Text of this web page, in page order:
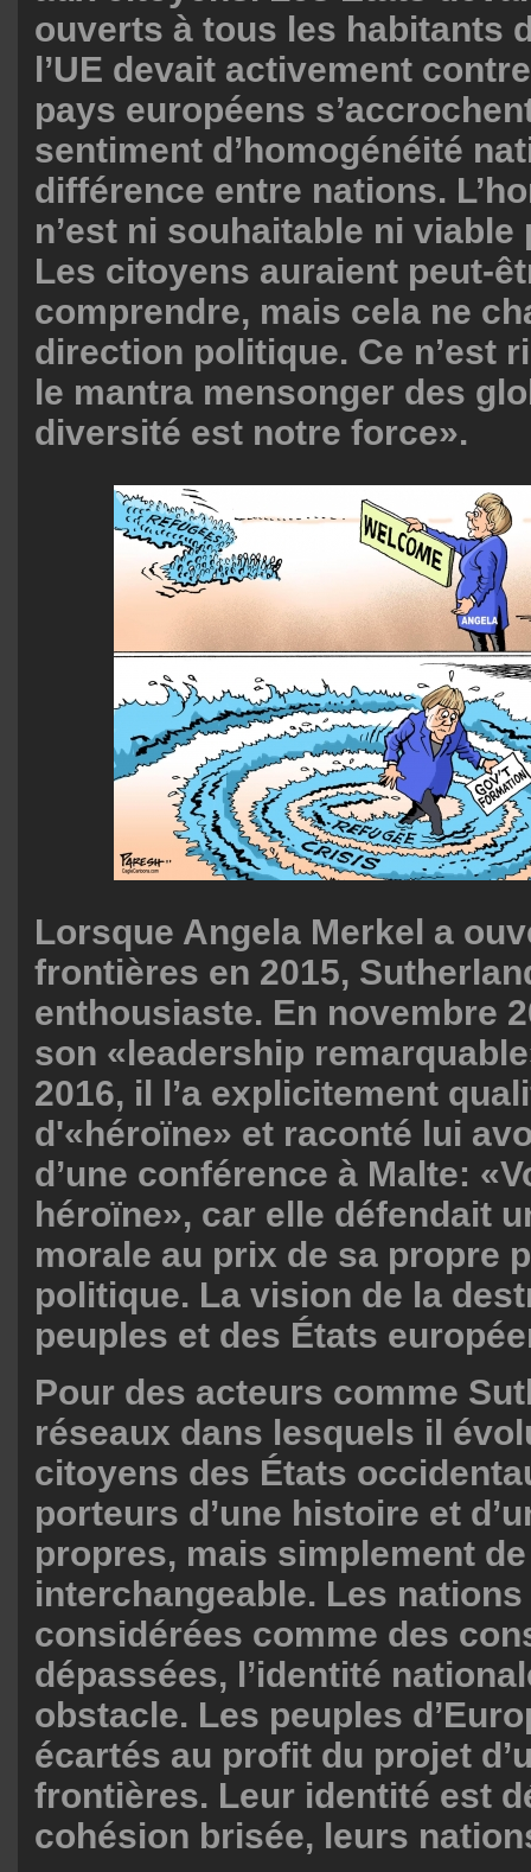
ouverts à tous les habitants
l’UE devait activement
pays européens
sentiment d’homogénéité
différence entre nations.
n’est ni souhaitable ni viable
Les citoyens auraient peut-
comprendre, mais cela ne
direction politique. Ce n’est
le mantra mensonger des
diversité est notre force».
Lorsque Angela Merkel a
frontières en 2015,
enthousiaste. En novembre
son «leadership
2016, il l’a explicitement
d'«héroïne» et raconté lui
d’une conférence à Malte:
héroïne», car elle défendait
morale au prix de sa propre
politique. La vision de la
peuples et des États
Pour des acteurs comme
réseaux dans lesquels il
citoyens des États
porteurs d’une histoire et
propres, mais simplement
interchangeable. Les
considérées comme des
dépassées, l’identité
obstacle. Les peuples
écartés au profit du projet
frontières. Leur identité est
cohésion brisée, leurs